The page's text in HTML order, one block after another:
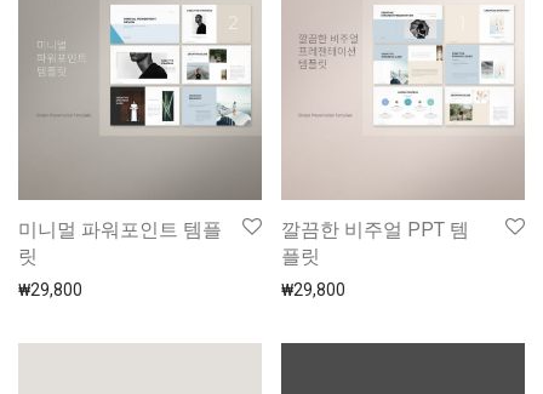
미니멀 파워포인트 템플
릿
₩29,800
깔끔한 비주얼 PPT 템
플릿
₩29,800